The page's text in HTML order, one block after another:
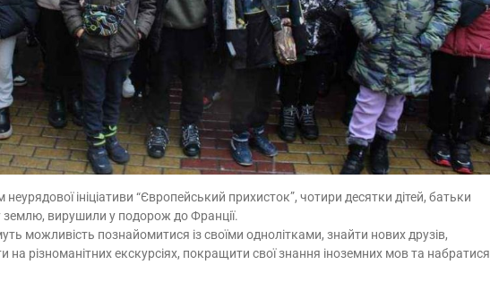
ініціативи “Європейський прихисток”, чотири десятки дітей, батьки
вирушили у подорож до Франції.
можливість познайомитися із своїми однолітками, знайти нових друзів,
на різноманітних екскурсіях, покращити свої знання іноземних мов та набратися